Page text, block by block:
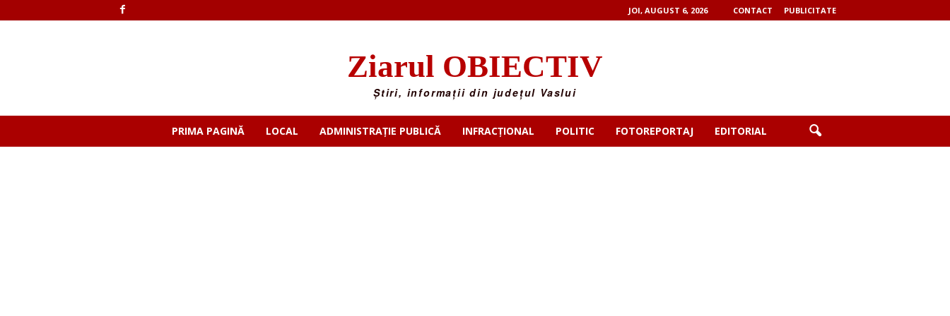
JOI, AUGUST 6, 2026 CONTACT PUBLICITATE
Ziarul OBIECTIV
Știri, informații din județul Vaslui
PRIMA PAGINĂ LOCAL ADMINISTRAȚIE PUBLICĂ INFRACȚIONAL POLITIC FOTOREPORTAJ EDITORIAL